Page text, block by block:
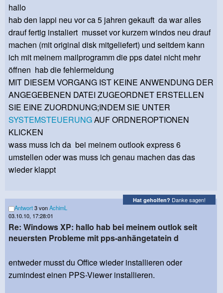
hallo
hab den lappi neu vor ca 5 jahren gekauft da war alles
drauf fertig instaliert musset vor kurzem windos neu drauf
machen (mit original disk mitgeliefert) und seitdem kann
ich mit meinem mailprogramm die pps datei nicht mehr
öffnen hab die fehlermeldung
MIT DIESEM VORGANG IST KEINE ANWENDUNG DER
ANGEGEBENEN DATEI ZUGEORDNET ERSTELLEN
SIE EINE ZUORDNUNG;INDEM SIE UNTER
SYSTEMSTEUERUNGAUF ORDNEROPTIONEN
KLICKEN
wass muss ich da bei meinem outlook express 6
umstellen oder was muss ich genau machen das das
wieder klappt
Hat geholfen? Danke sagen!
Antwort3 vonAchimL
03.10.10, 17:28:01
Re: Windows XP: hallo hab bei meinem outlok seit
neuersten Probleme mit pps-anhängetatein d
entweder musst du Office wieder installieren oder
zumindest einen PPS-Viewer installieren.